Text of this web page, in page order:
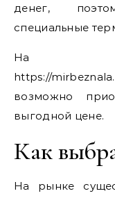
денег,
специальные
На
https://
возможно
выгодной цене.
Как
На рынке